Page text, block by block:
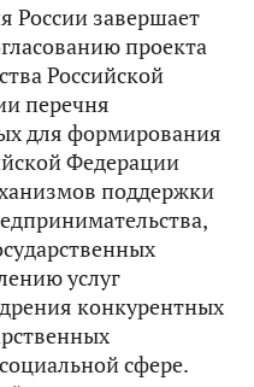
России завершает
проекта
Российской
перечня
для формирования
Федерации
поддержки
услуг
конкурентных
сфере.